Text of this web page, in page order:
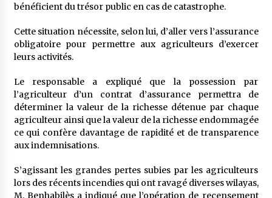
bénéficient du trésor public en cas de catastrophe.
Cette situation nécessite, selon lui, d’aller vers l’assurance
obligatoire pour permettre aux agriculteurs d’exercer
leurs activités.
Le responsable a expliqué que la possession par
l’agriculteur d’un contrat d’assurance permettra de
déterminer la valeur de la richesse détenue par chaque
agriculteur ainsi que la valeur de la richesse endommagée
ce qui confère davantage de rapidité et de transparence
aux indemnisations.
S’agissant les grandes pertes subies par les agriculteurs
lors des récents incendies qui ont ravagé diverses wilayas,
M. Benhabilès a indiqué que l’opération de recensement